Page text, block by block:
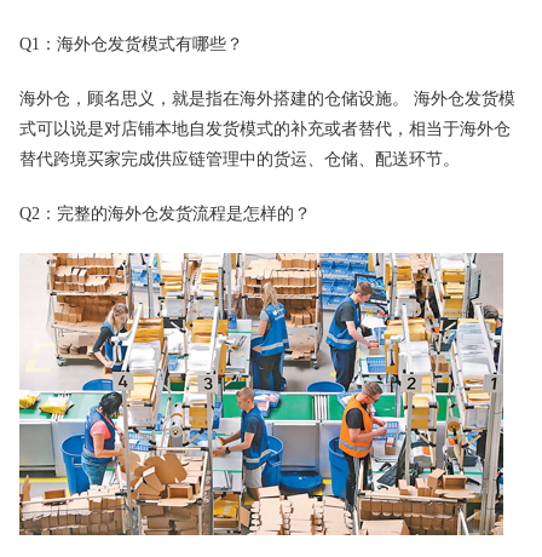
Q1：海外仓发货模式有哪些？
海外仓，顾名思义，就是指在海外搭建的仓储设施。 海外仓发货模
式可以说是对店铺本地自发货模式的补充或者替代，相当于海外仓
替代跨境买家完成供应链管理中的货运、仓储、配送环节。
Q2：完整的海外仓发货流程是怎样的？